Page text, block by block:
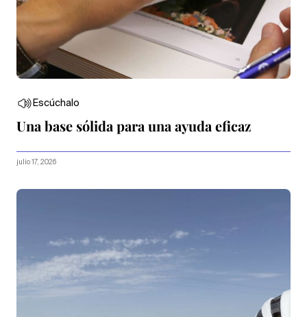
Escúchalo
Una base sólida para una ayuda eficaz
julio 17, 2026